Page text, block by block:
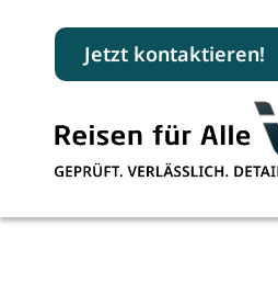
Jetzt kontaktieren!